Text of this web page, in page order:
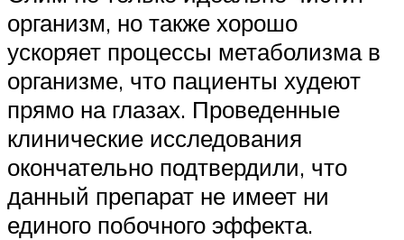
организм, но также хорошо
ускоряет процессы метаболизма в
организме, что пациенты худеют
прямо на глазах. Проведенные
клинические исследования
окончательно подтвердили, что
данный препарат не имеет ни
единого побочного эффекта.